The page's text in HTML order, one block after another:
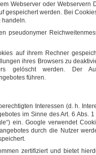
Webserver oder Webservern
gespeichert werden. Bei
handeln.
pseudonymer
auf ihrem Rechner
ihres Browsers zu
gelöscht werden. Der
führen.
Interessen (d. h.
im Sinne des Art. 6 Abs.
ein. Google verwendet
durch die Nutzer
zertifiziert und bietet